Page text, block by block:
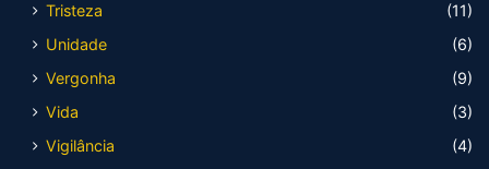
Tristeza
(11)
Unidade
(6)
Vergonha
(9)
Vida
(3)
Vigilância
(4)